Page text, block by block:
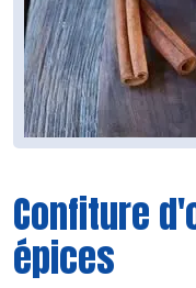
Confiture
épices